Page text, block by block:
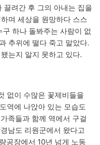
끌려간 후 그의 아내는 집을
며 세상을 원망하다 스스
하나 돌봐주는 사람이 없
추위에 떨다 죽고 말았다.
는지 알지 못하고 있다.
없이 수많은 꽃제비들을
역에 나앉아 있는 모습도
족들과 함께 역에서 구걸
남도 리원군에서 왔다고
공장에서 10년 넘게 노동